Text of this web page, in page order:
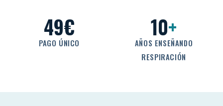
49€
PAGO ÚNICO
10+
AÑOS ENSEÑANDO
RESPIRACIÓN